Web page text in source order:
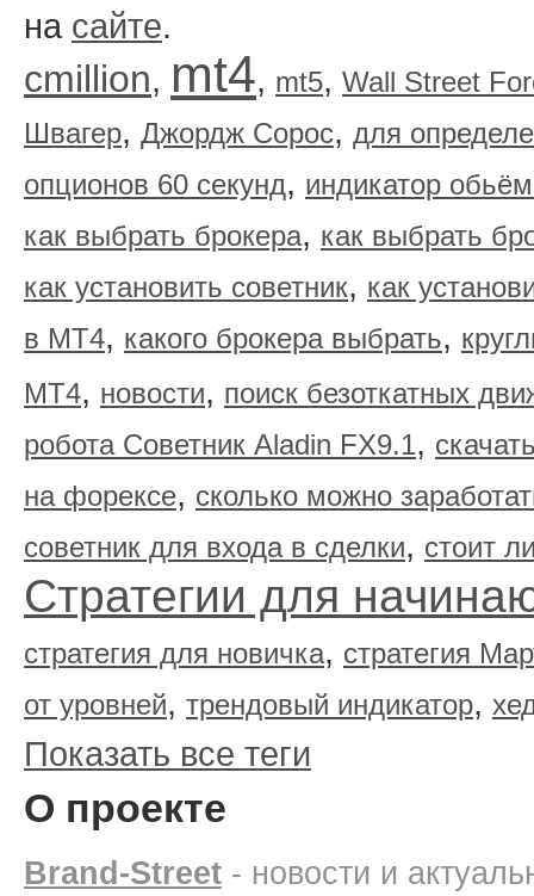
на сайте.
cmillion, mt4, mt5, Wall Street
Швагер, Джордж Сорос, для
опционов 60 секунд, индикатор
как выбрать брокера, как выбрать
как установить советник, как
в МТ4, какого брокера выбрать,
МТ4, новости, поиск безоткатных
робота Советник Aladin FX9.1,
на форексе, сколько можно
советник для входа в сделки, стоит
Стратегии для
стратегия для новичка, стратегия
от уровней, трендовый индикатор,
Показать все теги
О проекте
Brand-Street - новости и